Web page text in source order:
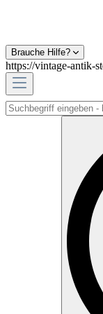
Brauche Hilfe?
https://vintage-antik-